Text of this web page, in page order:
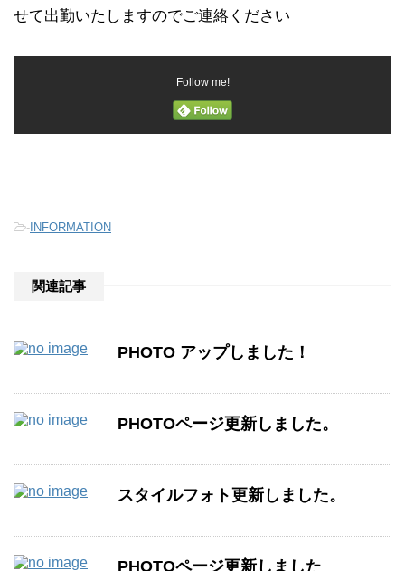
せて出勤いたしますのでご連絡ください
Follow me!
- INFORMATION
関連記事
PHOTO アップしました！
PHOTOページ更新しました。
スタイルフォト更新しました。
PHOTOページ更新しました